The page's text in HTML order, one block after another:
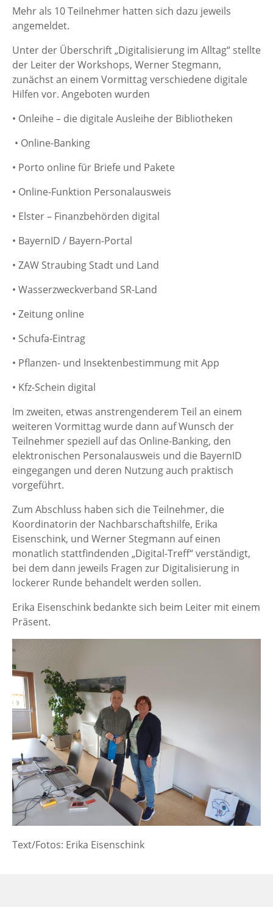
Mehr als 10 Teilnehmer hatten sich dazu jeweils
angemeldet.
Unter der Überschrift „Digitalisierung im Alltag“ stellte
der Leiter der Workshops, Werner Stegmann,
zunächst an einem Vormittag verschiedene digitale
Hilfen vor. Angeboten wurden
• Onleihe – die digitale Ausleihe der Bibliotheken
• Online-Banking
• Porto online für Briefe und Pakete
• Online-Funktion Personalausweis
• Elster – Finanzbehörden digital
• BayernID / Bayern-Portal
• ZAW Straubing Stadt und Land
• Wasserzweckverband SR-Land
• Zeitung online
• Schufa-Eintrag
• Pflanzen- und Insektenbestimmung mit App
• Kfz-Schein digital
Im zweiten, etwas anstrengenderem Teil an einem
weiteren Vormittag wurde dann auf Wunsch der
Teilnehmer speziell auf das Online-Banking, den
elektronischen Personalausweis und die BayernID
eingegangen und deren Nutzung auch praktisch
vorgeführt.
Zum Abschluss haben sich die Teilnehmer, die
Koordinatorin der Nachbarschaftshilfe, Erika
Eisenschink, und Werner Stegmann auf einen
monatlich stattfindenden „Digital-Treff“ verständigt,
bei dem dann jeweils Fragen zur Digitalisierung in
lockerer Runde behandelt werden sollen.
Erika Eisenschink bedankte sich beim Leiter mit einem
Präsent.
Text/Fotos: Erika Eisenschink